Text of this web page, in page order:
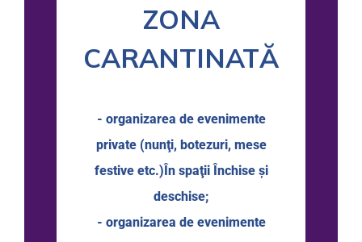
ZONA
CARANTINATĂ
- organizarea de evenimente
private (nunţi, botezuri, mese
festive etc.)În spaţii Închise şi
deschise;
- organizarea de evenimente